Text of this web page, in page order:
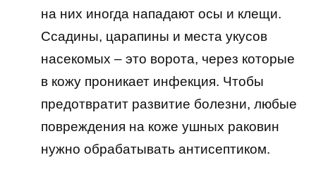
на них иногда нападают осы и клещи.
Ссадины, царапины и места укусов
насекомых – это ворота, через которые
в кожу проникает инфекция. Чтобы
предотвратит развитие болезни, любые
повреждения на коже ушных раковин
нужно обрабатывать антисептиком.